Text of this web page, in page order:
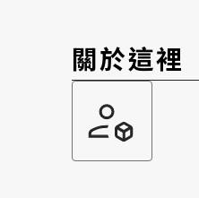
關於這裡